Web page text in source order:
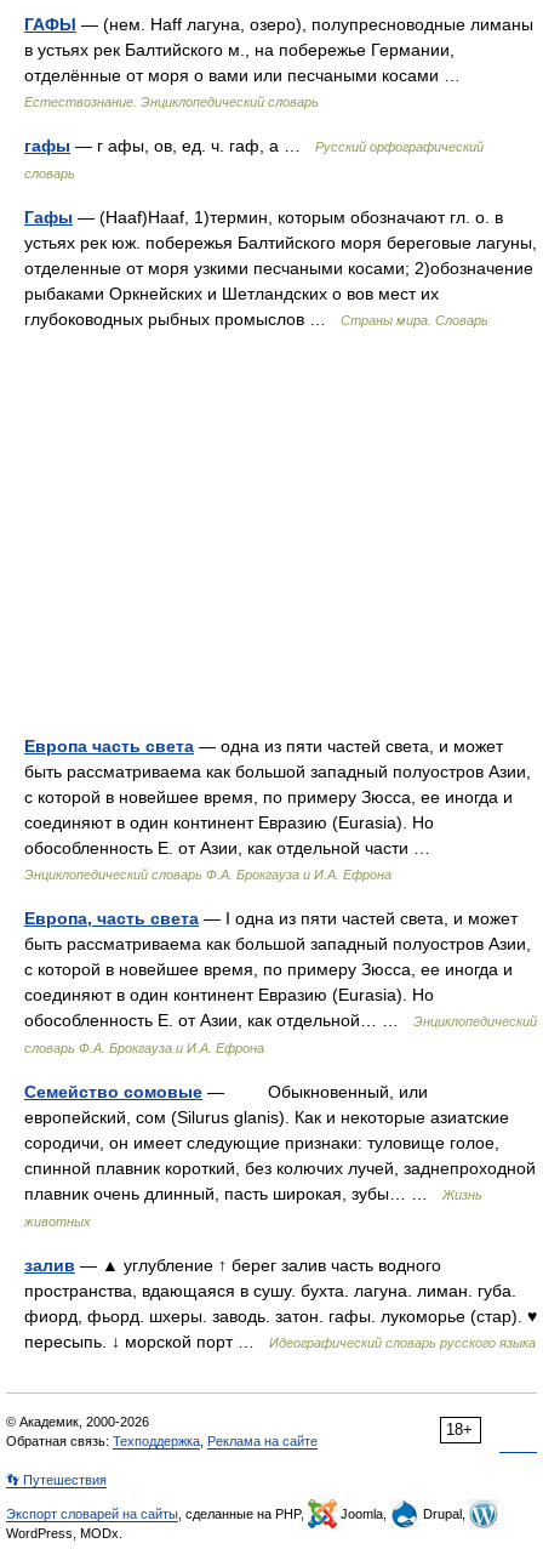
ГАФЫ — (нем. Haff лагуна, озеро), полупресноводные лиманы
в устьях рек Балтийского м., на побережье Германии,
отделённые от моря о вами или песчаными косами …
Естествознание. Энциклопедический словарь
гафы — г афы, ов, ед. ч. гаф, а …
Русский орфографический
словарь
Гафы — (Haaf)Haaf, 1)термин, которым обозначают гл. о. в
устьях рек юж. побережья Балтийского моря береговые лагуны,
отделенные от моря узкими песчаными косами; 2)обозначение
рыбаками Оркнейских и Шетландских о вов мест их
глубоководных рыбных промыслов …
Страны мира. Словарь
Европа часть света — одна из пяти частей света, и может
быть рассматриваема как большой западный полуостров Азии,
с которой в новейшее время, по примеру Зюсса, ее иногда и
соединяют в один континент Евразию (Eurasia). Но
обособленность Е. от Азии, как отдельной части …
Энциклопедический словарь Ф.А. Брокгауза и И.А. Ефрона
Европа, часть света — I одна из пяти частей света, и может
быть рассматриваема как большой западный полуостров Азии,
с которой в новейшее время, по примеру Зюсса, ее иногда и
соединяют в один континент Евразию (Eurasia). Но
обособленность Е. от Азии, как отдельной… …
Энциклопедический
словарь Ф.А. Брокгауза и И.А. Ефрона
Семейство сомовые — Обыкновенный, или
европейский, сом (Silurus glanis). Как и некоторые азиатские
сородичи, он имеет следующие признаки: туловище голое,
спинной плавник короткий, без колючих лучей, заднепроходной
плавник очень длинный, пасть широкая, зубы… …
Жизнь
животных
залив — ▲ углубление ↑ берег залив часть водного
пространства, вдающаяся в сушу. бухта. лагуна. лиман. губа.
фиорд, фьорд. шхеры. заводь. затон. гафы. лукоморье (стар). ♥
пересыпь. ↓ морской порт …
Идеографический словарь русского языка
18+
© Академик, 2000-2026
Обратная связь: Техподдержка Реклама на сайте
👣 Путешествия
Экспорт словарей на сайты , сделанные на PHP, Joomla,
Drupal,
WordPress, MODx.